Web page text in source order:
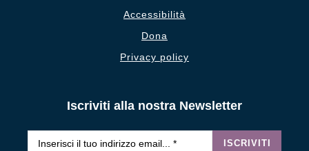
Accessibilità
Dona
Privacy policy
Iscriviti alla nostra Newsletter
ISCRIVITI